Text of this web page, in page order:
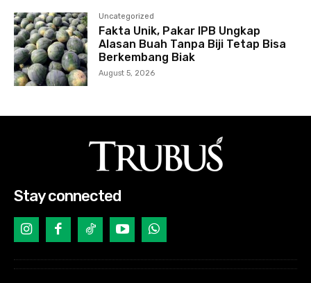
Uncategorized
Fakta Unik, Pakar IPB Ungkap
Alasan Buah Tanpa Biji Tetap Bisa
Berkembang Biak
August 5, 2026
Stay connected